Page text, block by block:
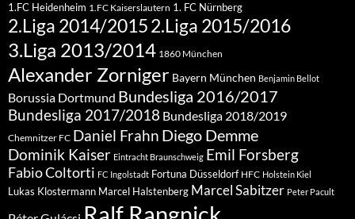
1.FC Heidenheim 1.FC Kaiserslautern 1. FC Nürnberg
2.Liga 2014/20152.Liga 2015/2016
3.Liga 2013/2014 1860 München
Alexander Zorniger Bayern München Benjamin Bellot
Borussia Dortmund Bundesliga 2016/2017
Bundesliga 2017/2018 Bundesliga 2018/2019
Chemnitzer FC Daniel Frahn Diego Demme
Dominik Kaiser Eintracht Braunschweig Emil Forsberg
Fabio Coltorti FC Ingolstadt Fortuna Düsseldorf HFC Holstein Kiel
Lukas Klostermann Marcel Halstenberg Marcel Sabitzer Peter Pacult